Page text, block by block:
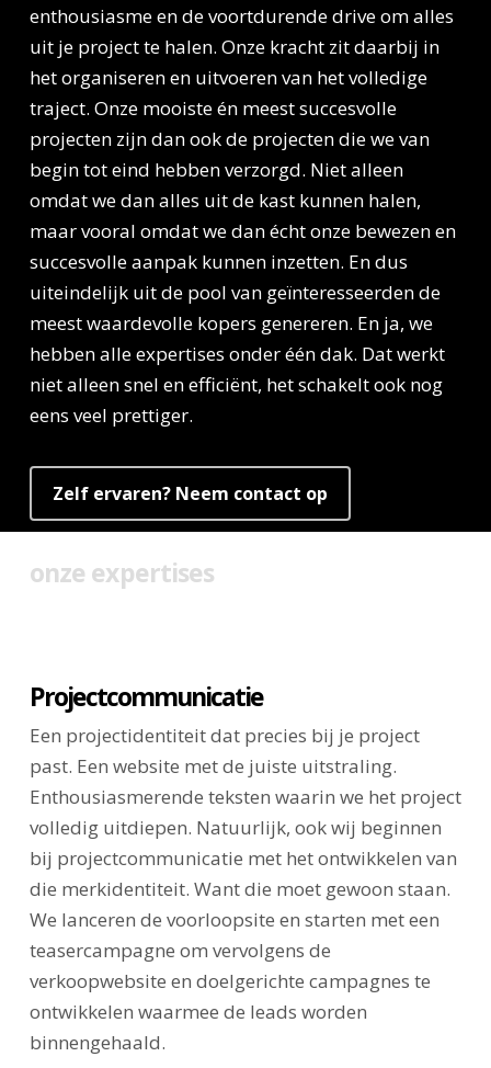
enthousiasme en de voortdurende drive om alles
uit je project te halen. Onze kracht zit daarbij in
het organiseren en uitvoeren van het volledige
traject. Onze mooiste én meest succesvolle
projecten zijn dan ook de projecten die we van
begin tot eind hebben verzorgd. Niet alleen
omdat we dan alles uit de kast kunnen halen,
maar vooral omdat we dan écht onze bewezen en
succesvolle aanpak kunnen inzetten. En dus
uiteindelijk uit de pool van geïnteresseerden de
meest waardevolle kopers genereren. En ja, we
hebben alle expertises onder één dak. Dat werkt
niet alleen snel en efficiënt, het schakelt ook nog
eens veel prettiger.
Zelf ervaren? Neem contact op
onze expertises
Projectcommunicatie
Een projectidentiteit dat precies bij je project
past. Een website met de juiste uitstraling.
Enthousiasmerende teksten waarin we het project
volledig uitdiepen. Natuurlijk, ook wij beginnen
bij projectcommunicatie met het ontwikkelen van
die merkidentiteit. Want die moet gewoon staan.
We lanceren de voorloopsite en starten met een
teasercampagne om vervolgens de
verkoopwebsite en doelgerichte campagnes te
ontwikkelen waarmee de leads worden
binnengehaald.